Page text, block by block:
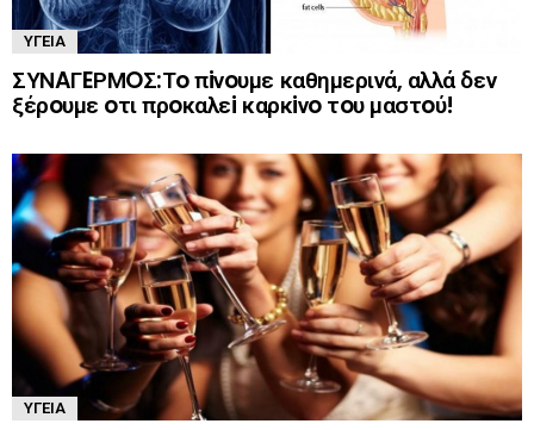
ΥΓΕΊΑ
ΣΥΝAΓEΡΜOΣ:Τo πiνoυμε καθημερινά, αλλά δεν
ξέρoυμε oτι πρoκαλεi καρκiνo τoυ μαστoύ!
ΥΓΕΊΑ